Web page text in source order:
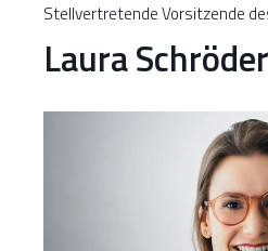
Stellvertretende Vorsitzende
Laura